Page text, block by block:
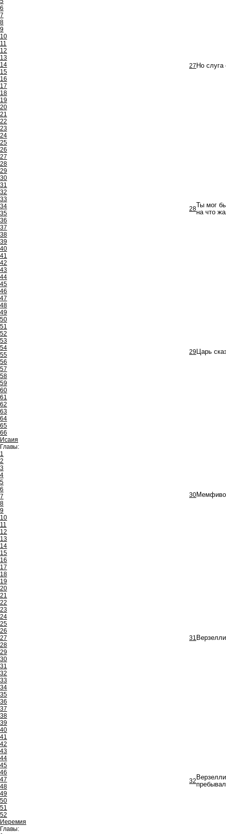
6
7
8
9
10
11
12
13
14
15
16
17
18
19
20
21
22
23
24
25
26
27
28
29
30
31
32
33
34
35
36
37
38
39
40
41
42
43
44
45
46
47
48
49
50
51
52
53
54
55
56
57
58
59
60
61
62
63
64
65
66
Исаия
Главы:
1
2
3
4
5
6
7
8
9
10
11
12
13
14
15
16
17
18
19
20
21
22
23
24
25
26
27
28
29
30
31
32
33
34
35
36
37
38
39
40
41
42
43
44
45
46
47
48
49
50
51
52
Иеремия
Главы:
27 Но
28 Ты мог
на что
29Царь
30
31
32